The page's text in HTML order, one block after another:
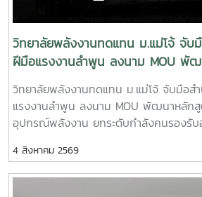
เทคโนโลยี การเชื่อมโยงเครือข่ายความร่ว
โอกาสในการเพิ่มรายได้ให้แก่ประชาชนอย่
ภายในงาน ประกอบด้วย - การพัฒนาเทค
(Appropriate Technology) เพื่อการพัฒ
และพัฒนานวัตกรชุมชนเพื่อขับเคลื่อนเศร
ประยุกต์ใช้แพลตฟอร์ม AppTech เพื่อถ่า
เชื่อมโยงเครือข่าย - การแลกเปลี่ยนประ
การศึกษา หน่วยงานภาครัฐ และภาคีเครื
ชุมชน การเข้าร่วมประชุมครั้งนี้นับเป็นโอ
ทิศทางการพัฒนาเทคโนโลยีที่เหมาะสมข
วิทยาลัยพลังงานทดแทน ม.แม่โจ้ จั
ฝีมือแรงงานลำพูน ลงนาม MOU พัฒ
มอาร์กโลหะอุปกรณ์พลังงาน ยกระดั
อุตสาหกรรมยุคใหม่
วิทยาลัยพลังงานทดแทน ม.แม่โจ้ จับมือ
แรงงานลำพูน ลงนาม MOU พัฒนาหลักสู
อุปกรณ์พลังงาน ยกระดับกำลังคนรองรับ
พลังงานทดแทน ร่วมกับ สำนักงานพัฒนา
พิธีลงนามบันทึกความเข้าใจความร่วมมือท
4 สิงหาคม 2569